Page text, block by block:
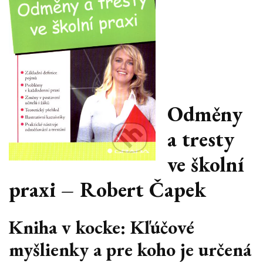
Odměny
a tresty
ve školní
praxi – Robert Čapek
Kniha v kocke: Kľúčové
myšlienky a pre koho je určená